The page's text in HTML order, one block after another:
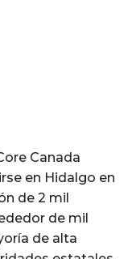
Canada
en Hidalgo en
de 2 mil
de mil
de alta